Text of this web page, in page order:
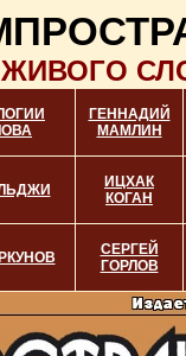
ГЕННАДИЙ
МАМЛИН
ИЦХАК
КОГАН
СЕРГЕЙ
ГОРЛОВ